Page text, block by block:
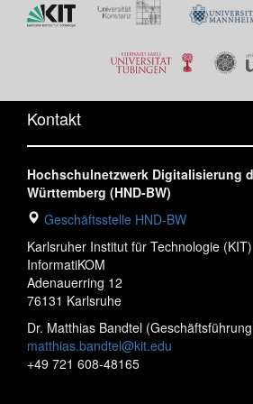
Kontakt
Hochschulnetzwerk Digitalisierung
Württemberg (HND-BW)
Geschäftsstelle HND-BW
Karlsruher Institut für Technologie (KIT)
InformatiKOM
Adenauerring 12
76131 Karlsruhe
Dr. Matthias Bandtel
matthias.bandtel@kit.edu
+49 721 608-48165